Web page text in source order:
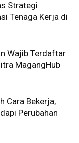
Strategi
Tenaga Kerja di
Wajib Terdaftar
MagangHub
Cara Bekerja,
Perubahan